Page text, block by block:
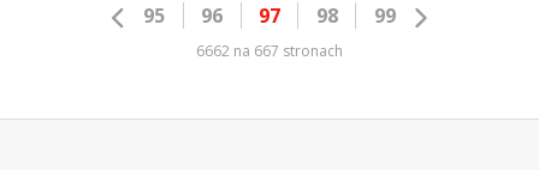
95 96 97 98 99
6662 na 667 stronach